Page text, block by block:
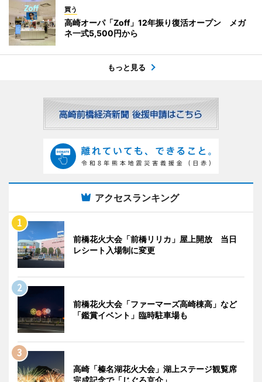
買う
高崎オーパ「Zoff」12年振り復活オープン メガ
ネ一式5,500円から
もっと見る
アクセスランキング
前橋花火大会「前橋リリカ」屋上開放 当日
レシート入場制に変更
前橋花火大会「ファーマーズ高崎棟高」など
「鑑賞イベント」臨時駐車場も
高崎「榛名湖花火大会」湖上ステージ観覧席
完成記念で「じぐろ京介」